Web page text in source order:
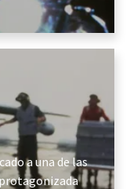
a una de las